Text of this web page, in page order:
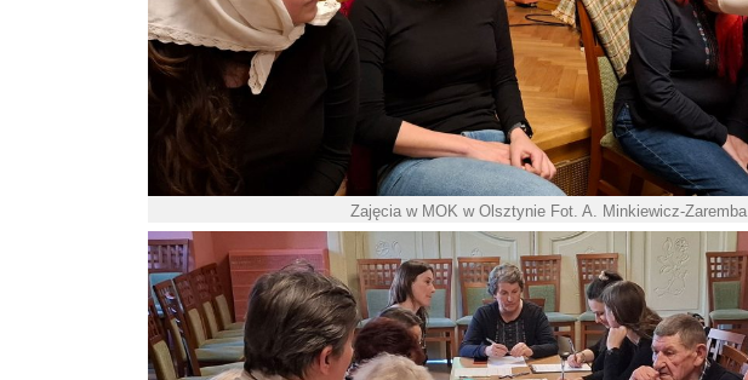
Zajęcia w MOK w Olsztynie Fot. A. Minkiewicz-Zaremba